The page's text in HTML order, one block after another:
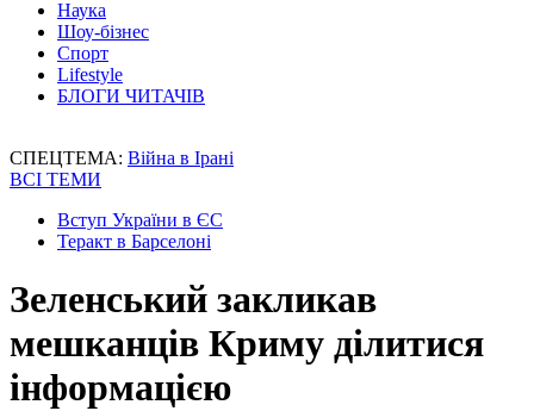
Наука
Шоу-бізнес
Спорт
Lifestyle
БЛОГИ ЧИТАЧІВ
СПЕЦТЕМА: Війна в Ірані
ВСІ ТЕМИ
Вступ України в ЄС
Теракт в Барселоні
Зеленський закликав
мешканців Криму ділитися
інформацією